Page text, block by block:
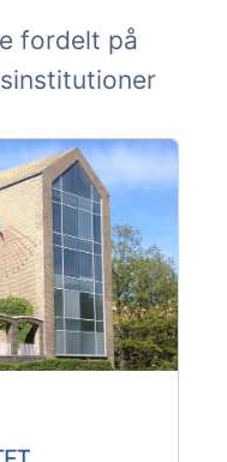
fordelt på